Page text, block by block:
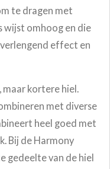
te dragen met
wijst omhoog en die
effect en
maar kortere hiel.
met diverse
heel goed met
Bij de Harmony
gedeelte van de hiel